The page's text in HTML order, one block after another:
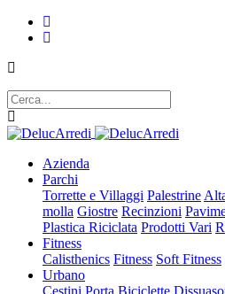
Azienda
Parchi
Torrette e Villaggi Palestrine
molla Giostre Recinzioni
Plastica Riciclata Prodotti Vari
Fitness
Calisthenics Fitness Soft Fitness
Urbano